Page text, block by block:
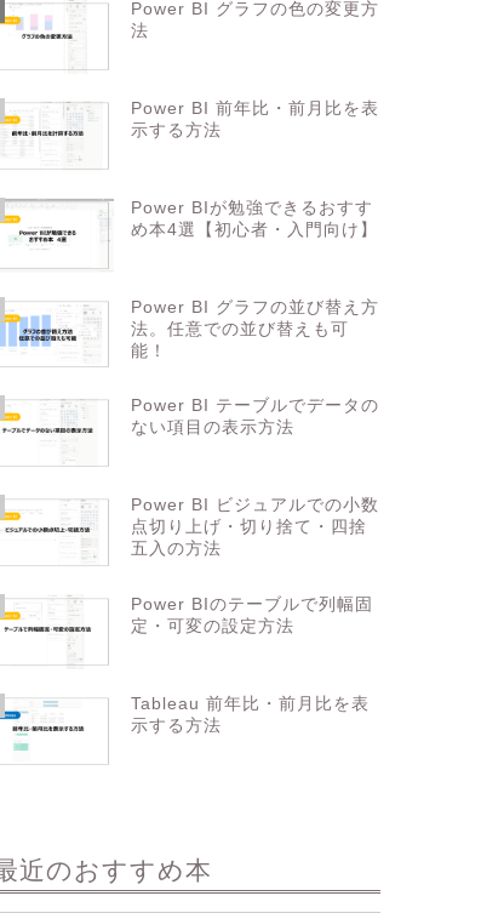
Power BI グラフの色の変更方
法
Power BI 前年比・前月比を表
示する方法
Power BIが勉強できるおすす
め本4選【初心者・入門向け】
Power BI グラフの並び替え方
法。任意での並び替えも可
能！
Power BI テーブルでデータの
ない項目の表示方法
Power BI ビジュアルでの小数
点切り上げ・切り捨て・四捨
五入の方法
Power BIのテーブルで列幅固
定・可変の設定方法
Tableau 前年比・前月比を表
示する方法
最近のおすすめ本